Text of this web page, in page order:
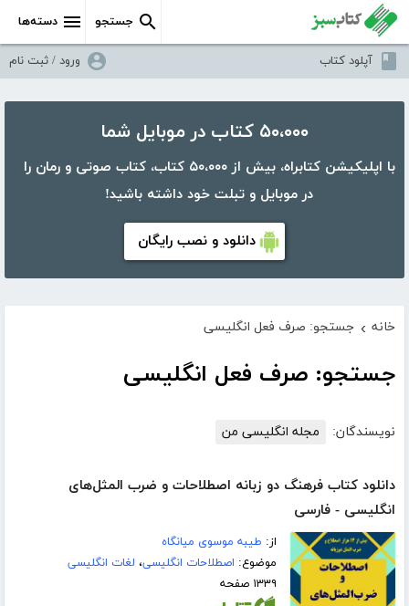
دسته‌ها جستجو
آپلود کتاب ورود / ثبت نام
۵۰،۰۰۰ کتاب در موبایل شما
با اپلیکیشن کتابراه، بیش از ۵۰،۰۰۰ کتاب، کتاب صوتی و رمان را
در موبایل و تبلت خود داشته باشید!
دانلود و نصب رایگان
خانه › جستجو: صرف فعل انگلیسی
جستجو: صرف فعل انگلیسی
نویسندگان: مجله انگلیسی من
دانلود کتاب فرهنگ دو زبانه اصطلاحات و ضرب المثل‌های
انگلیسی - فارسی
از: طیبه موسوی میانگاه
موضوع: اصطلاحات انگلیسی، لغات انگلیسی
۱۳۳۹ صفحه